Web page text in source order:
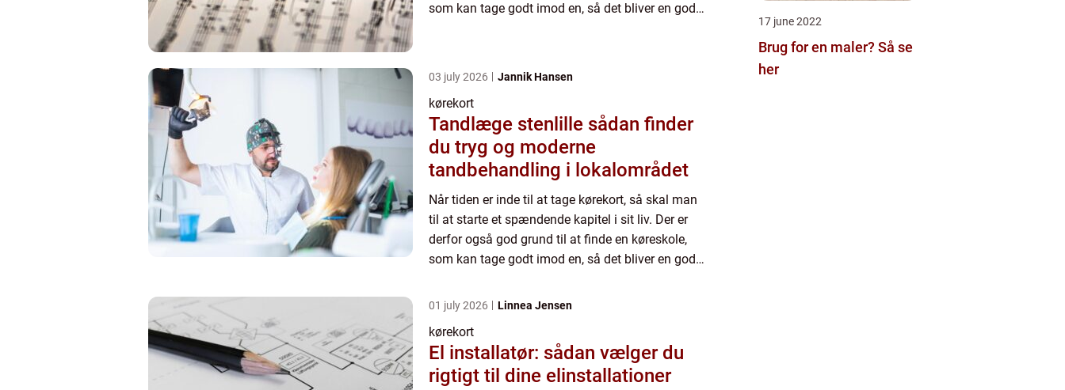
som kan tage godt imod en, så det bliver en god
03 july 2026 Jannik Hansen
kørekort
Tandlæge stenlille sådan finder
du tryg og moderne
tandbehandling i lokalområdet
Når tiden er inde til at tage kørekort, så skal man
til at starte et spændende kapitel i sit liv. Der er
derfor også god grund til at finde en køreskole,
som kan tage godt imod en, så det bliver en god
01 july 2026 Linnea Jensen
kørekort
El installatør: sådan vælger du
rigtigt til dine elinstallationer
17 june 2022
Brug for en maler? Så se
her